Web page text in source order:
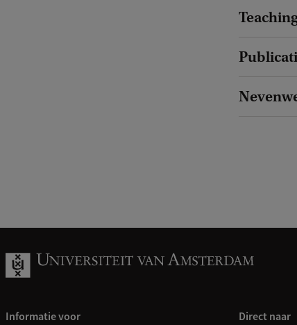
Informatie voor Direct naar